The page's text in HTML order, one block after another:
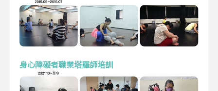
身心障礙者職業塔羅師培訓